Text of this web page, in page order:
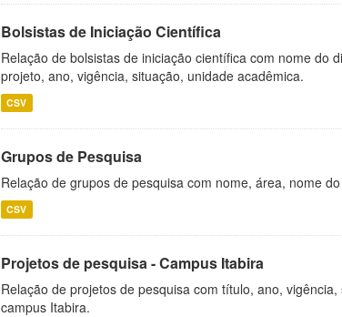
Bolsistas de Iniciação Científica
Relação de bolsistas de iniciação científica com nome do
projeto, ano, vigência, situação, unidade acadêmica.
CSV
Grupos de Pesquisa
Relação de grupos de pesquisa com nome, área, nome
CSV
Projetos de pesquisa - Campus Itabira
Relação de projetos de pesquisa com título, ano,
campus Itabira.